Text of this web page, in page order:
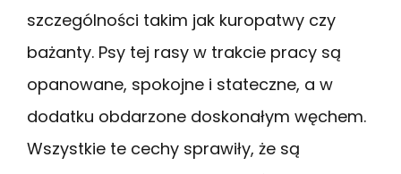
szczególności takim jak kuropatwy czy
bażanty. Psy tej rasy w trakcie pracy są
opanowane, spokojne i stateczne, a w
dodatku obdarzone doskonałym węchem.
Wszystkie te cechy sprawiły, że są